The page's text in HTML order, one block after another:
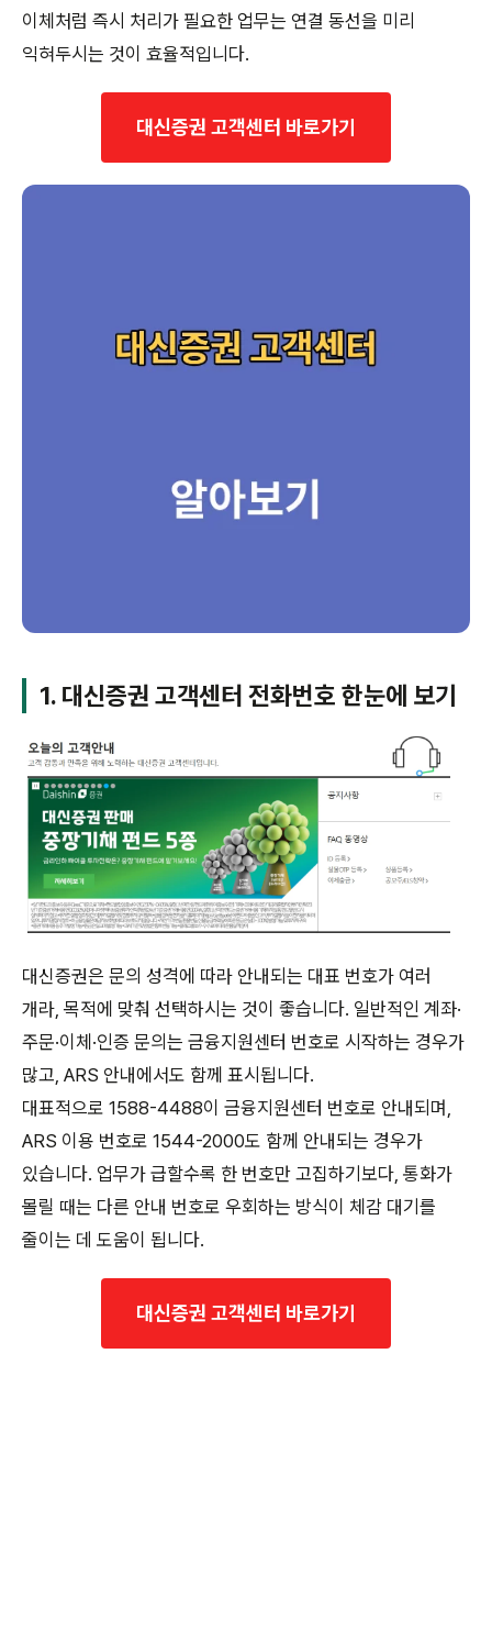
이체처럼 즉시 처리가 필요한 업무는 연결 동선을 미리
익혀두시는 것이 효율적입니다.
대신증권 고객센터 바로가기
1. 대신증권 고객센터 전화번호 한눈에 보기
대신증권은 문의 성격에 따라 안내되는 대표 번호가 여러
개라, 목적에 맞춰 선택하시는 것이 좋습니다. 일반적인 계좌·
주문·이체·인증 문의는 금융지원센터 번호로 시작하는 경우가
많고, ARS 안내에서도 함께 표시됩니다.
대표적으로 1588-4488이 금융지원센터 번호로 안내되며,
ARS 이용 번호로 1544-2000도 함께 안내되는 경우가
있습니다. 업무가 급할수록 한 번호만 고집하기보다, 통화가
몰릴 때는 다른 안내 번호로 우회하는 방식이 체감 대기를
줄이는 데 도움이 됩니다.
대신증권 고객센터 바로가기